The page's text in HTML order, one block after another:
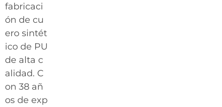
fabricaci
ón de cu
ero sintét
ico de PU
de alta c
alidad. C
on 38 añ
os de exp